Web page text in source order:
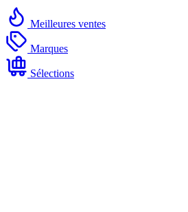
Meilleures ventes
Marques
Sélections